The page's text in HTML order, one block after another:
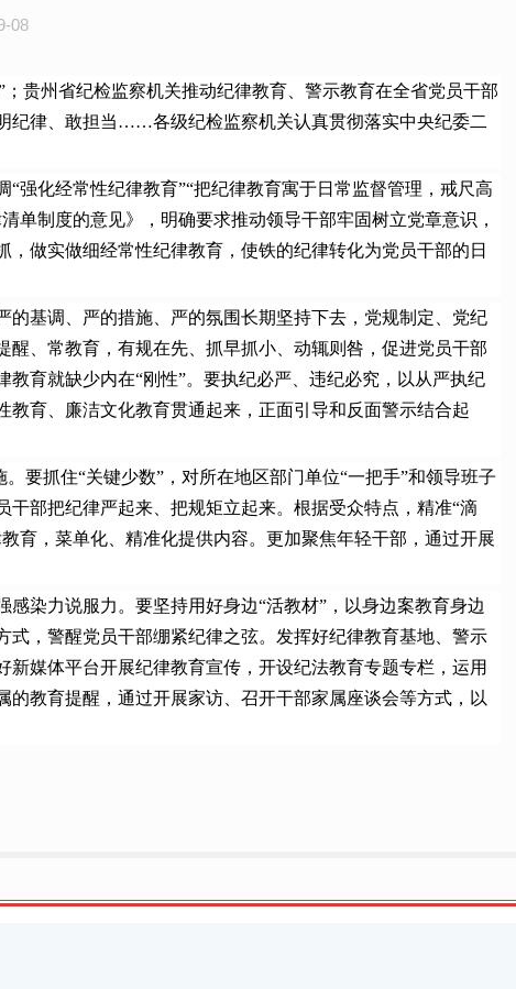
08
贵州省纪检监察机关推动纪律教育、警示教育在全省党员干部
纪律、敢担当……各级纪检监察机关认真贯彻落实中央纪委二
化经常性纪律教育”“把纪律教育寓于日常监督管理，戒尺高
单制度的意见》，明确要求推动领导干部牢固树立党章意识，
做实做细经常性纪律教育，使铁的纪律转化为党员干部的日
基调、严的措施、严的氛围长期坚持下去，党规制定、党纪
、常教育，有规在先、抓早抓小、动辄则咎，促进党员干部
育就缺少内在“刚性”。要执纪必严、违纪必究，以从严执纪
育、廉洁文化教育贯通起来，正面引导和反面警示结合起
抓住“关键少数”，对所在地区部门单位“一把手”和领导班子
部把纪律严起来、把规矩立起来。根据受众特点，精准“滴
育，菜单化、精准化提供内容。更加聚焦年轻干部，通过开展
染力说服力。要坚持用好身边“活教材”，以身边案教育身边
，警醒党员干部绷紧纪律之弦。发挥好纪律教育基地、警示
媒体平台开展纪律教育宣传，开设纪法教育专题专栏，运用
教育提醒，通过开展家访、召开干部家属座谈会等方式，以